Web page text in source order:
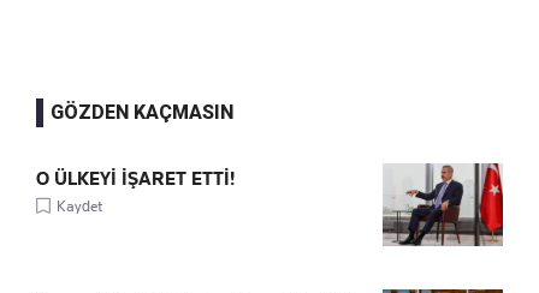
GÖZDEN KAÇMASIN
O ÜLKEYİ İŞARET ETTİ!
Kaydet